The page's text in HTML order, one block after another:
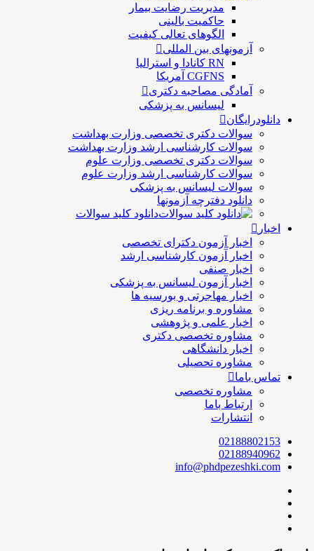
مديريت رضايت بيمار
حاكميت بالينی
الگوهای تعالی کيفيت
آزمونهای بین المللی
RN کانادا و استرالیا
CGFNS آمریکا
آمادگی مصاحبه دکتری
لیسانس به پزشکی
دانلودرایگان
سوالات دکتری تخصصی وزارت بهداشت
سوالات کارشناسی ارشد وزارت بهداشت
سوالات دکتری تخصصی وزارت علوم
سوالات کارشناسی ارشد وزارت علوم
سوالات لیسانس به پزشکی
دانلود دفترچه آزمونها
دانلود کلید سوالات
اخبار
اخبار آزمون دکترای تخصصی
اخبار آزمون کارشناسی ارشد
اخبار صنفی
اخبار آزمون لیسانس به پزشکی
اخبار مهاجرتی و بورسیه ها
مشاوره و برنامه ریزی
اخبار علمی و پژوهشی
مشاوره تخصصی دکتری
اخبار دانشگاهی
مشاوره تحصیلی
تماس باما
مشاوره تخصصی
ارتباط باما
انتشارات
02188802153
02188940962
info@phdpezeshki.com